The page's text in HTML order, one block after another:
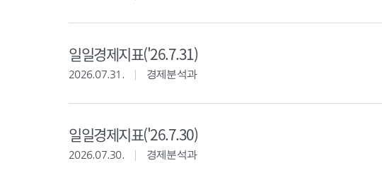
일일경제지표('26.7.31)
2026.07.31. 경제분석과
일일경제지표('26.7.30)
2026.07.30. 경제분석과